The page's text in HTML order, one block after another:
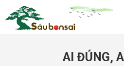
AI ĐÚNG,